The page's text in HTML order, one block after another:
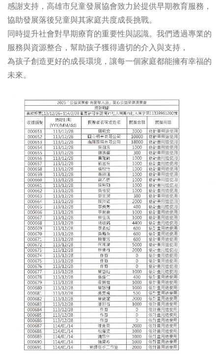
感謝支持，高雄市兒童發展協會致力於提供早期教育服務，
協助發展落後兒童與其家庭共度成長挑戰。
同時提升社會對早期療育的重要性與認識。我們透過專業的
服務與資源整合，幫助孩子獲得適切的介入與支持，
為孩子創造更好的成長環境，讓每一個家庭都能擁有幸福的
未來。